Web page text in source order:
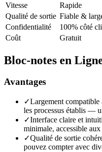
Vitesse
Rapide
Qualité de sortie Fiable &
Confidentialité
100% côté
Coût
Gratuit
Bloc-notes en
Avantages
✓Largement compatible
les processus établis —
✓Interface claire et
minimale, accessible
✓Qualité de sortie
pouvez compter avec